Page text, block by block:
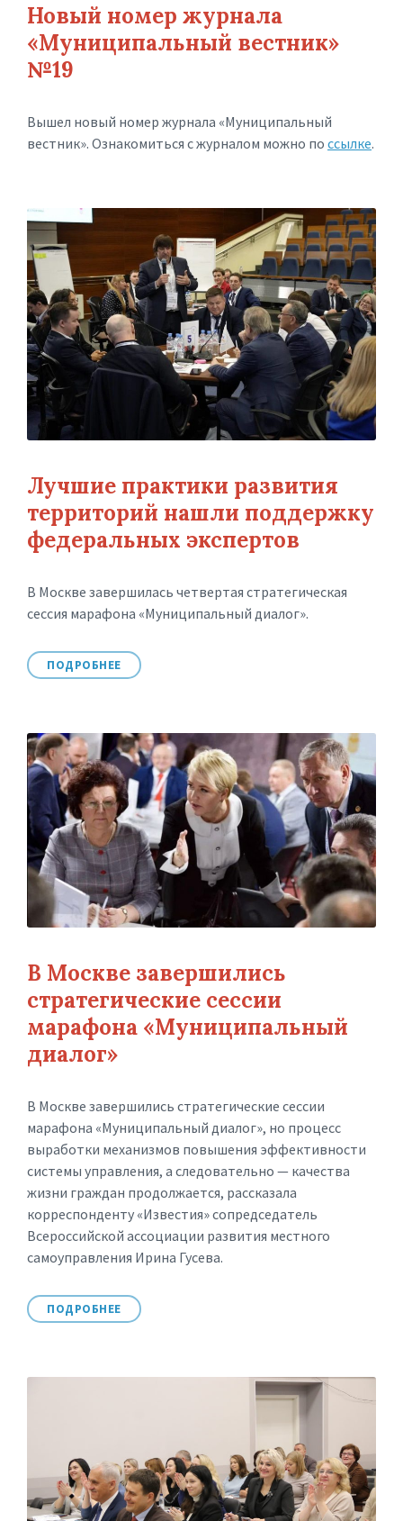
Новый номер журнала
«Муниципальный вестник»
№19
Вышел новый номер журнала «Муниципальный
вестник». Ознакомиться с журналом можно по ссылке.
Лучшие практики развития
территорий нашли поддержку
федеральных экспертов
В Москве завершилась четвертая стратегическая
сессия марафона «Муниципальный диалог».
ПОДРОБНЕЕ
В Москве завершились
стратегические сессии
марафона «Муниципальный
диалог»
В Москве завершились стратегические сессии
марафона «Муниципальный диалог», но процесс
выработки механизмов повышения эффективности
системы управления, а следовательно — качества
жизни граждан продолжается, рассказала
корреспонденту «Известия» сопредседатель
Всероссийской ассоциации развития местного
самоуправления Ирина Гусева.
ПОДРОБНЕЕ